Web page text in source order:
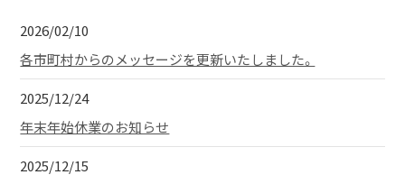
2026/02/10
各市町村からのメッセージを更新いたしました。
2025/12/24
年末年始休業のお知らせ
2025/12/15